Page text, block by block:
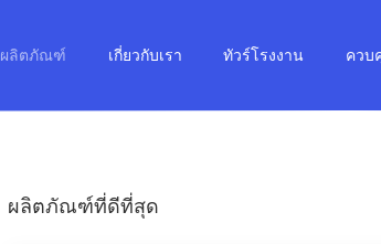
ผลิตภัณฑ์ เกี่ยวกับเรา ทัวร์โรงงาน ควบ
ผลิตภัณฑ์ที่ดีที่สุด